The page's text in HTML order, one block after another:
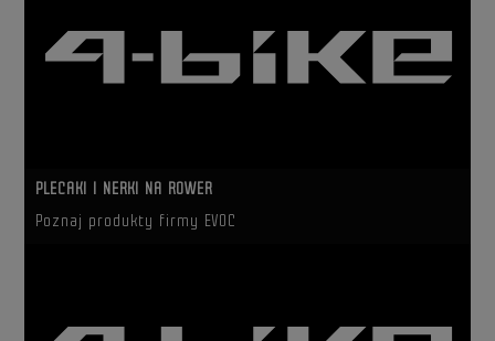
PLECAKI I NERKI NA ROWER
Poznaj produkty firmy EVOC